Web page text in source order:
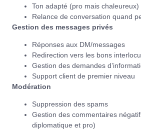
Ton adapté (pro mais chaleureux)
Relance de conversation quand
Gestion des messages privés
Réponses aux DM/messages
Redirection vers les bons
Gestion des demandes
Support client de premier niveau
Modération
Suppression des spams
Gestion des commentaires
diplomatique et pro)